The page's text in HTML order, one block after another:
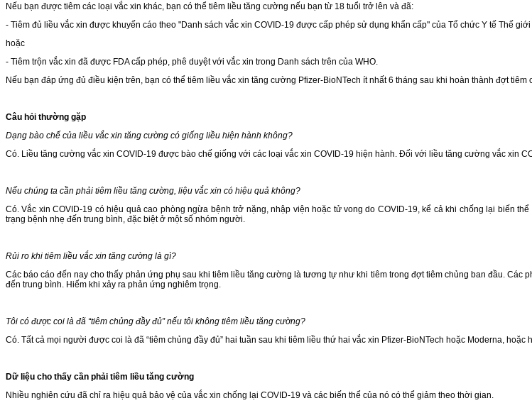
Nếu bạn được tiêm các loại vắc xin khác, bạn có thể tiêm liều tăng cường nếu bạn từ 18 tuổi trở lên và đã:
- Tiêm đủ liều vắc xin được khuyến cáo theo "Danh sách vắc xin COVID-19 được cấp phép sử dụng khẩn cấp" của Tổ chức Y tế Thế
hoặc
- Tiêm trộn vắc xin đã được FDA cấp phép, phê duyệt với vắc xin trong Danh sách trên của WHO.
Nếu bạn đáp ứng đủ điều kiện trên, bạn có thể tiêm liều vắc xin tăng cường Pfizer-BioNTech ít nhất 6 tháng sau khi hoàn thành đợt tiêm
Câu hỏi thường gặp
Dạng bào chế của liều vắc xin tăng cường có giống liều hiện hành không?
Có. Liều tăng cường vắc xin COVID-19 được bào chế giống với các loại vắc xin COVID-19 hiện hành. Đối với liều tăng cường vắc xin
Nếu chúng ta cần phải tiêm liều tăng cường, liệu vắc xin có hiệu quả không?
Có. Vắc xin COVID-19 có hiệu quả cao phòng ngừa bệnh trở nặng, nhập viện hoặc tử vong do COVID-19, kể cả khi chống lại biến
trạng bệnh nhẹ đến trung bình, đặc biệt ở một số nhóm người.
Rủi ro khi tiêm liều vắc xin tăng cường là gì?
Các báo cáo đến nay cho thấy phản ứng phụ sau khi tiêm liều tăng cường là tương tự như khi tiêm trong đợt tiêm chủng ban đầu.
đến trung bình. Hiếm khi xảy ra phản ứng nghiêm trọng.
Tôi có được coi là đã “tiêm chủng đầy đủ” nếu tôi không tiêm liều tăng cường?
Có. Tất cả mọi người được coi là đã “tiêm chủng đầy đủ” hai tuần sau khi tiêm liều thứ hai vắc xin Pfizer-BioNTech hoặc Moderna, hoặc
Dữ liệu cho thấy cần phải tiêm liều tăng cường
Nhiều nghiên cứu đã chỉ ra hiệu quả bảo vệ của vắc xin chống lại COVID-19 và các biến thể của nó có thể giảm theo thời gian.